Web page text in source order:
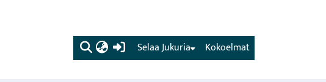
(current) Kokoelmat
Selaa Jukuria